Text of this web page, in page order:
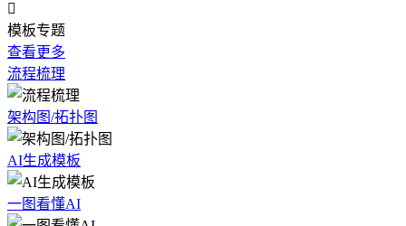

模板专题
查看更多
流程梳理
架构图/拓扑图
AI生成模板
一图看懂AI